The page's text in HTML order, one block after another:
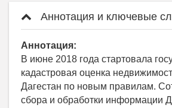
Аннотация и ключевые
Аннотация:
В июне 2018 года стартовала
кадастровая оценка
Дагестан по новым правилам.
сбора и обработки информации